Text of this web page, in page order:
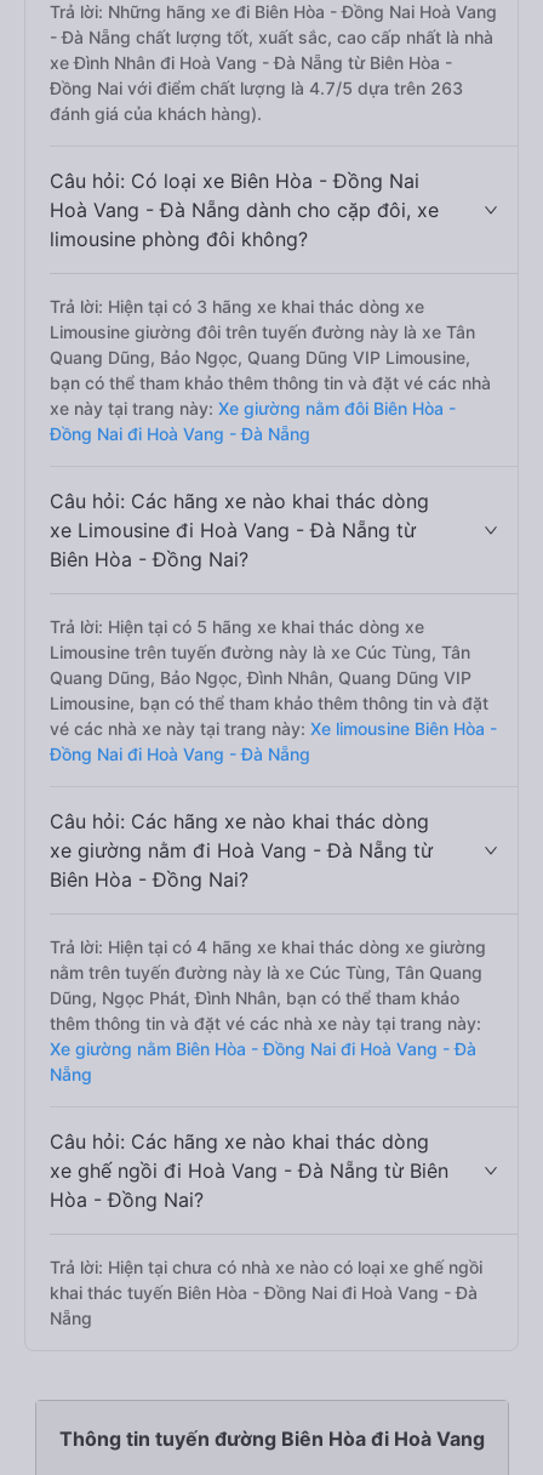
Trả lời: Những hãng xe đi Biên Hòa - Đồng Nai Hoà Vang
- Đà Nẵng chất lượng tốt, xuất sắc, cao cấp nhất là nhà
xe Đình Nhân đi Hoà Vang - Đà Nẵng từ Biên Hòa -
Đồng Nai với điểm chất lượng là 4.7/5 dựa trên 263
đánh giá của khách hàng).
Câu hỏi: Có loại xe Biên Hòa - Đồng Nai
Hoà Vang - Đà Nẵng dành cho cặp đôi, xe
limousine phòng đôi không?
Trả lời: Hiện tại có 3 hãng xe khai thác dòng xe
Limousine giường đôi trên tuyến đường này là xe Tân
Quang Dũng, Bảo Ngọc, Quang Dũng VIP Limousine,
bạn có thể tham khảo thêm thông tin và đặt vé các nhà
xe này tại trang này: Xe giường nằm đôi Biên Hòa -
Đồng Nai đi Hoà Vang - Đà Nẵng
Câu hỏi: Các hãng xe nào khai thác dòng
xe Limousine đi Hoà Vang - Đà Nẵng từ
Biên Hòa - Đồng Nai?
Trả lời: Hiện tại có 5 hãng xe khai thác dòng xe
Limousine trên tuyến đường này là xe Cúc Tùng, Tân
Quang Dũng, Bảo Ngọc, Đình Nhân, Quang Dũng VIP
Limousine, bạn có thể tham khảo thêm thông tin và đặt
vé các nhà xe này tại trang này: Xe limousine Biên Hòa -
Đồng Nai đi Hoà Vang - Đà Nẵng
Câu hỏi: Các hãng xe nào khai thác dòng
xe giường nằm đi Hoà Vang - Đà Nẵng từ
Biên Hòa - Đồng Nai?
Trả lời: Hiện tại có 4 hãng xe khai thác dòng xe giường
nằm trên tuyến đường này là xe Cúc Tùng, Tân Quang
Dũng, Ngọc Phát, Đình Nhân, bạn có thể tham khảo
thêm thông tin và đặt vé các nhà xe này tại trang này:
Xe giường nằm Biên Hòa - Đồng Nai đi Hoà Vang - Đà
Nẵng
Câu hỏi: Các hãng xe nào khai thác dòng
xe ghế ngồi đi Hoà Vang - Đà Nẵng từ Biên
Hòa - Đồng Nai?
Trả lời: Hiện tại chưa có nhà xe nào có loại xe ghế ngồi
khai thác tuyến Biên Hòa - Đồng Nai đi Hoà Vang - Đà
Nẵng
Thông tin tuyến đường Biên Hòa đi Hoà Vang